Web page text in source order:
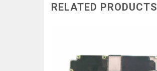
RELATED PRODUCTS